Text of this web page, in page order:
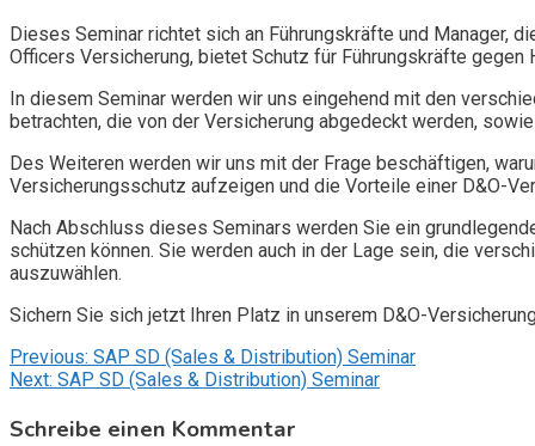
Dieses Seminar richtet sich an Führungskräfte und Manager,
Officers Versicherung, bietet Schutz für Führungskräfte
In diesem Seminar werden wir uns eingehend mit den
betrachten, die von der Versicherung abgedeckt werden,
Des Weiteren werden wir uns mit der Frage beschäftigen,
Versicherungsschutz aufzeigen und die Vorteile einer D&O-
Nach Abschluss dieses Seminars werden Sie ein
schützen können. Sie werden auch in der Lage sein, die
auszuwählen.
Sichern Sie sich jetzt Ihren Platz in unserem D&O-
Beitragsnavigation
Previous: SAP SD (Sales & Distribution) Seminar
Next: SAP SD (Sales & Distribution) Seminar
Schreibe einen Kommentar